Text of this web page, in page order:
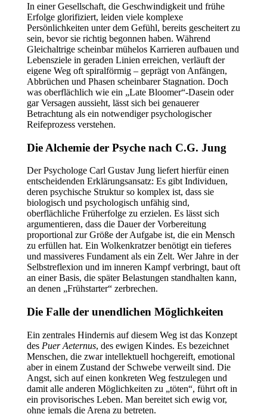
In einer Gesellschaft, die Geschwindigkeit und frühe
Erfolge glorifiziert, leiden viele komplexe
Persönlichkeiten unter dem Gefühl, bereits gescheitert zu
sein, bevor sie richtig begonnen haben. Während
Gleichaltrige scheinbar mühelos Karrieren aufbauen und
Lebensziele in geraden Linien erreichen, verläuft der
eigene Weg oft spiralförmig – geprägt von Anfängen,
Abbrüchen und Phasen scheinbarer Stagnation. Doch
was oberflächlich wie ein „Late Bloomer“-Dasein oder
gar Versagen aussieht, lässt sich bei genauerer
Betrachtung als ein notwendiger psychologischer
Reifeprozess verstehen.
Die Alchemie der Psyche nach C.G. Jung
Der Psychologe Carl Gustav Jung liefert hierfür einen
entscheidenden Erklärungsansatz: Es gibt Individuen,
deren psychische Struktur so komplex ist, dass sie
biologisch und psychologisch unfähig sind,
oberflächliche Früherfolge zu erzielen. Es lässt sich
argumentieren, dass die Dauer der Vorbereitung
proportional zur Größe der Aufgabe ist, die ein Mensch
zu erfüllen hat. Ein Wolkenkratzer benötigt ein tieferes
und massiveres Fundament als ein Zelt. Wer Jahre in der
Selbstreflexion und im inneren Kampf verbringt, baut oft
an einer Basis, die später Belastungen standhalten kann,
an denen „Frühstarter“ zerbrechen.
Die Falle der unendlichen Möglichkeiten
Ein zentrales Hindernis auf diesem Weg ist das Konzept
des Puer Aeternus, des ewigen Kindes. Es bezeichnet
Menschen, die zwar intellektuell hochgereift, emotional
aber in einem Zustand der Schwebe verweilt sind. Die
Angst, sich auf einen konkreten Weg festzulegen und
damit alle anderen Möglichkeiten zu „töten“, führt oft in
ein provisorisches Leben. Man bereitet sich ewig vor,
ohne jemals die Arena zu betreten.